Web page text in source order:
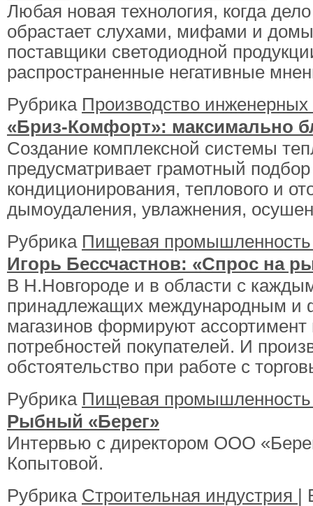
Любая новая технология, когда
обрастает слухами, мифами и
поставщики светодиодной
распространенные негативные
Рубрика Производство
«Бриз-Комфорт»: максимально
Создание комплексной системы
предусматривает грамотный
кондиционирования, теплового и
дымоудаления, увлажнения,
Рубрика Пищевая
Игорь Бессчастнов: «Спрос на
В Н.Новгороде и в области с
принадлежащих международным и
магазинов формируют
потребностей покупателей. И
обстоятельство при работе с
Рубрика Пищевая
Рыбный «Берег»
Интервью с директором ООО
Копытовой.
Рубрика Строительная индустрия |